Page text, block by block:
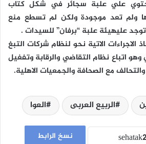
علي علبة سجائر في شكل كتاب
ولم تعد موجودة ولكن لم تسطع منع
عليهيئة علبة “برفان” للسيدات .
الاجراءات الاتية نحو لنظام شركات التبغ
اتباع نظام التقاضي والرقابة وتفغيل
مع الصحافة والجمعيات الاهلية.
الربيع العربى العوا
نسخ الرابط